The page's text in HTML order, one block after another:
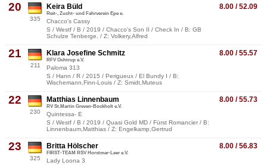
20
335
8.00 / 52.09
Keira Büld
Reit-, Zucht- und Fahrverein Epe e.
Chacco's Cassy
S / Westf / B / 2019 / Chacco's Son II / Check In / B: GB
Schulze Tenberge, / Z: Volkery,Alfred
21
211
8.00 / 55.57
Klara Josefine Schmitz
RFV Ochtrup e.V.
Paloma 313
S / Hann / R / 2015 / Perigueux / El Bundy I / B:
Wischemann,Finn-Louis / Z: Smidt,Muteus
22
230
8.00 / 55.73
Matthias Linnenbaum
RV St.Martin Greven-Bockholt e.V.
Quintessa- E
S / Westf / B / 2019 / Quasi Gold MD / Fürst Romancier / B:
Linnenbaum,Matthias / Z: Engelkamp,Gertrud
23
325
8.00 / 56.83
Britta Hölscher
FIRST-TEAM RSV Horstmar-Leer e.V.
Lady Loona 3